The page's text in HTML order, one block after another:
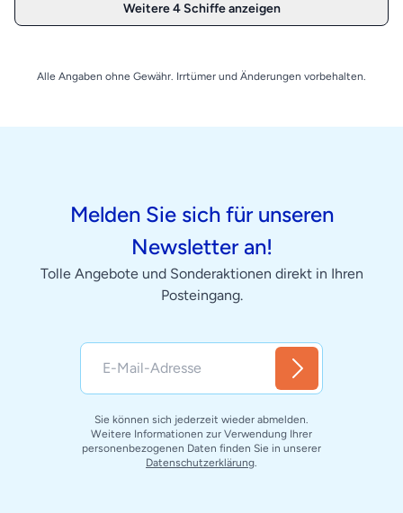
Weitere 4 Schiffe anzeigen
Alle Angaben ohne Gewähr. Irrtümer und Änderungen vorbehalten.
Melden Sie sich für unseren
Newsletter an!
Tolle Angebote und Sonderaktionen direkt in Ihren
Posteingang.
Sie können sich jederzeit wieder abmelden.
Weitere Informationen zur Verwendung Ihrer
personenbezogenen Daten finden Sie in unserer
Datenschutzerklärung.